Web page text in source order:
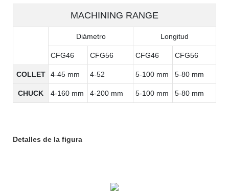
MACHINING RANGE
Diámetro Longitud
CFG46 CFG56 CFG46 CFG56
COLLET 4-45 mm 4-52 5-100 mm 5-80 mm
CHUCK 4-160 mm 4-200 mm 5-100 mm 5-80 mm
Detalles de la figura